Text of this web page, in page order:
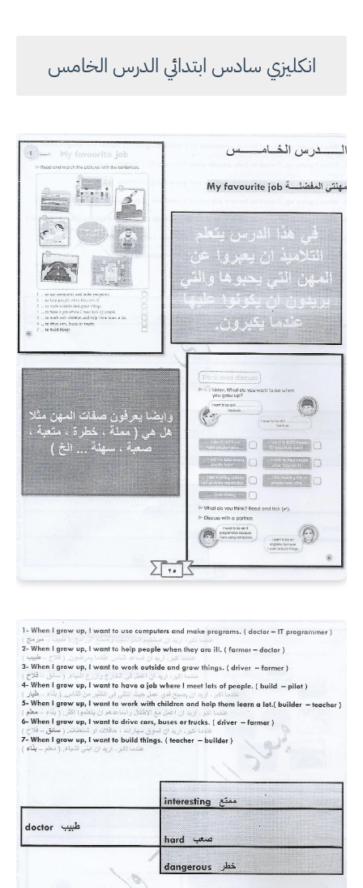
انكليزي سادس ابتدائي الدرس الخامس